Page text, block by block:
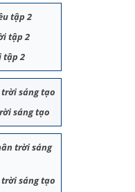
tập 2
tập 2
tập 2
trời sáng tạo
sáng tạo
trời sáng
trời sáng tạo